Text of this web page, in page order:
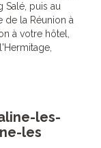
Salé, puis au
de la Réunion à
à votre hôtel,
les-
les